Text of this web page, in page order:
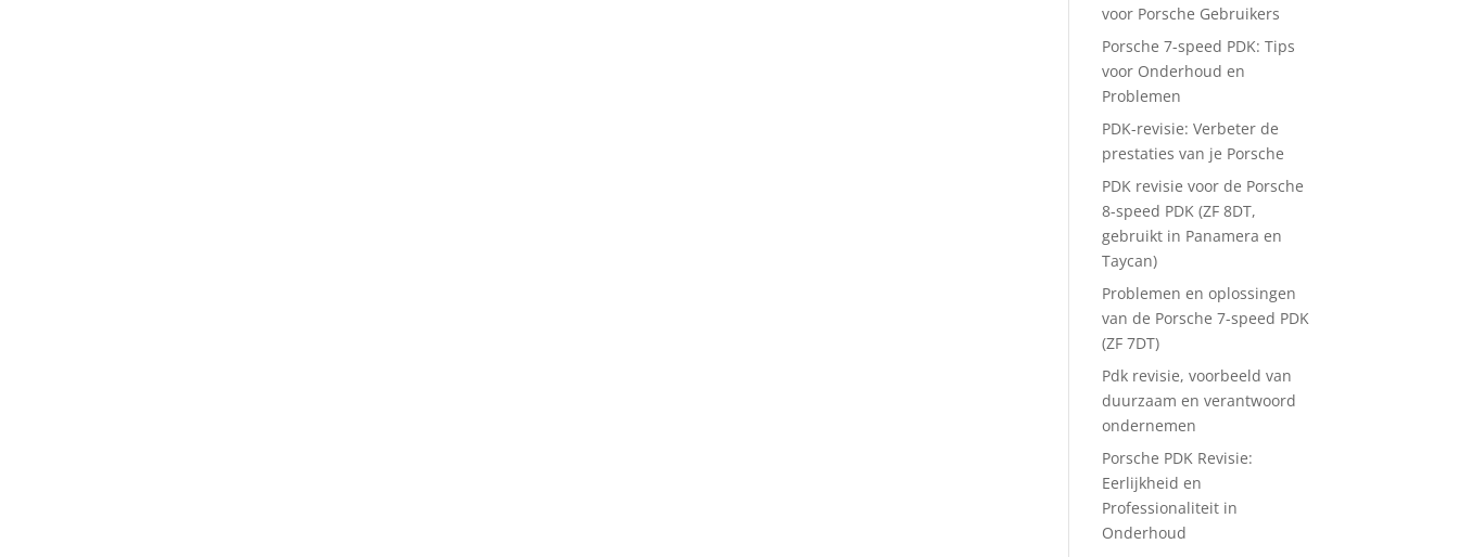
voor Porsche Gebruikers
Porsche 7-speed PDK: Tips
voor Onderhoud en
Problemen
PDK-revisie: Verbeter de
prestaties van je Porsche
PDK revisie voor de Porsche
8-speed PDK (ZF 8DT,
gebruikt in Panamera en
Taycan)
Problemen en oplossingen
van de Porsche 7-speed PDK
(ZF 7DT)
Pdk revisie, voorbeeld van
duurzaam en verantwoord
ondernemen
Porsche PDK Revisie:
Eerlijkheid en
Professionaliteit in
Onderhoud